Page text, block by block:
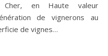
en Haute valeur
de vignerons au
de vignes…